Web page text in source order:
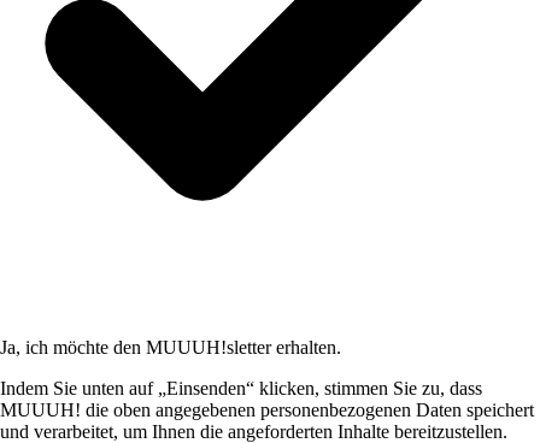
Ja, ich möchte den MUUUH!sletter erhalten.
Indem Sie unten auf „Einsenden“ klicken, stimmen Sie zu, dass
MUUUH! die oben angegebenen personenbezogenen Daten speichert
und verarbeitet, um Ihnen die angeforderten Inhalte bereitzustellen.